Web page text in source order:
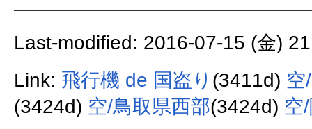
Last-modified: 2016-07-15 (金)
Link: 飛行機 de 国盗り (3411d) 空
(3424d) 空/鳥取県西部(3424d) 空